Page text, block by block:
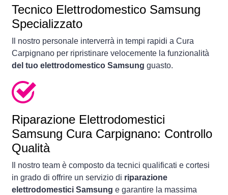
Tecnico Elettrodomestico Samsung
Specializzato
Il nostro personale interverrà in tempi rapidi a Cura
Carpignano per ripristinare velocemente la funzionalità
del tuo elettrodomestico Samsung guasto.
Riparazione Elettrodomestici
Samsung Cura Carpignano: Controllo
Qualità
Il nostro team è composto da tecnici qualificati e cortesi
in grado di offrire un servizio di riparazione
elettrodomestici Samsung e garantire la massima